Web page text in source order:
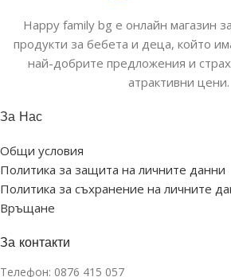
Happy family bg е онлайн магазин
продукти за бебета и деца, който
най-добрите предложения и
атрактивни цени.
За Нас
Общи условия
Политика за защита на личните данни
Политика за съхранение на личните
Връщане
За контакти
Телефон: 0876 415 057